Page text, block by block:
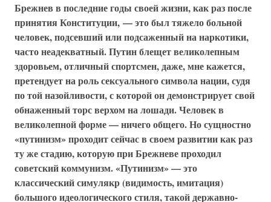
Брежнев в последние годы своей жизни, как раз после
принятия Конституции, — это был тяжело больной
человек, подсевший или подсаженный на наркотики,
часто неадекватный. Путин блещет великолепным
здоровьем, отличный спортсмен, даже, мне кажется,
претендует на роль сексуального символа нации, судя
по той назойливости, с которой он демонстрирует свой
обнаженный торс верхом на лошади. Человек в
великолепной форме — ничего общего. Но сущностно
«путинизм» проходит сейчас в своем развитии как раз
ту же стадию, которую при Брежневе проходил
советский коммунизм. «Путинизм» — это
классический симулякр (видимость, имитация)
большого идеологического стиля, такой державно-